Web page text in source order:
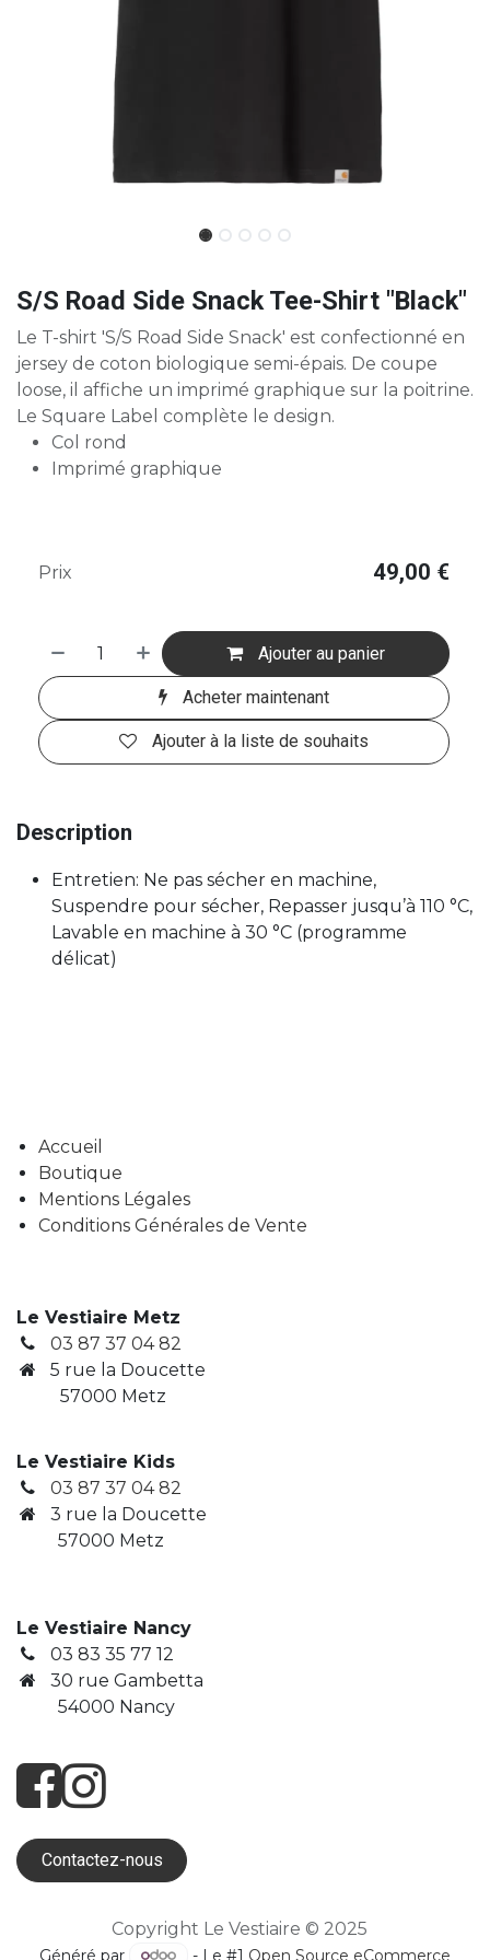
S/S Road Side Snack Tee-Shirt "Black"
Le T-shirt 'S/S Road Side Snack' est confectionné en
jersey de coton biologique semi-épais. De coupe
loose, il affiche un imprimé graphique sur la poitrine.
Le Square Label complète le design.
Col rond
Imprimé graphique
Ajouter au panier
Acheter maintenant
Ajouter à la liste de souhaits
Prix 49,00 €
Description
Entretien: Ne pas sécher en machine,
Suspendre pour sécher, Repasser jusqu’à 110 °C,
Lavable en machine à 30 °C (programme
délicat)
Accueil
Boutique
Mentions Légales
Conditions Générales de Vente
Le Vestiaire Metz
03 87 37 04 82
5 rue la Doucette
57000 Metz
Le Vestiaire Kids
03 87 37 04 82
3 rue la Doucette
​ 57000 Metz
Le Vestiaire Nancy
03 83 35 77 12
30 rue Gambetta
​ 54000 Nancy
Contactez-nous
Copyright Le Vestiaire © 2025
Généré par - Le #1 Open Source eCommerce